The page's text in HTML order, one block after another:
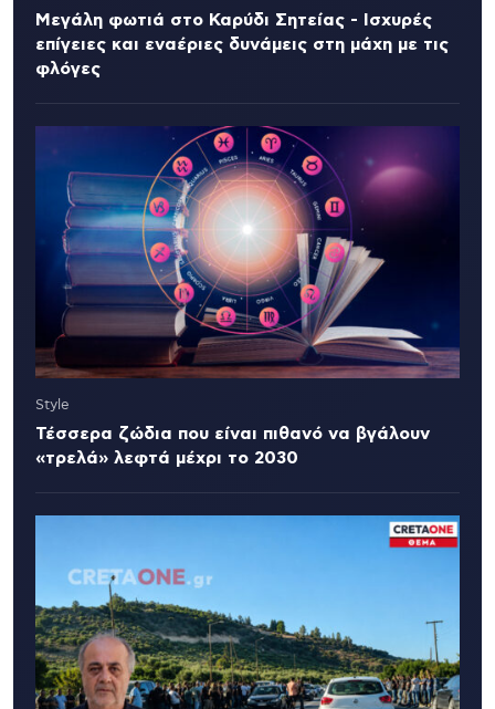
Μεγάλη φωτιά στο Καρύδι Σητείας - Ισχυρές
επίγειες και εναέριες δυνάμεις στη μάχη με τις
φλόγες
Style
Τέσσερα ζώδια που είναι πιθανό να βγάλουν
«τρελά» λεφτά μέχρι το 2030